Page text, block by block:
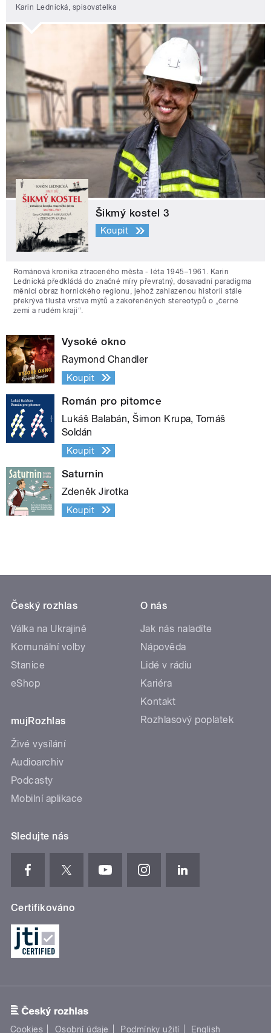
Karin Lednická, spisovatelka
Šikmý kostel 3
Koupit
Románová kronika ztraceného města - léta 1945–1961. Karin
Lednická předkládá do značné míry převratný, dosavadní paradigma
měnící obraz hornického regionu, jehož zahlazenou historii stále
překrývá tlustá vrstva mýtů a zakořeněných stereotypů o „černé
zemi a rudém kraji“.
Vysoké okno
Raymond Chandler
Koupit
Román pro pitomce
Lukáš Balabán, Šimon Krupa, Tomáš
Soldán
Koupit
Saturnin
Zdeněk Jirotka
Koupit
Český rozhlas
Válka na Ukrajině
Komunální volby
Stanice
eShop
mujRozhlas
Živé vysílání
Audioarchiv
Podcasty
Mobilní aplikace
O nás
Jak nás naladíte
Nápověda
Lidé v rádiu
Kariéra
Kontakt
Rozhlasový poplatek
Sledujte nás
Certifikováno
Cookies Osobní údaje Podmínky užití English